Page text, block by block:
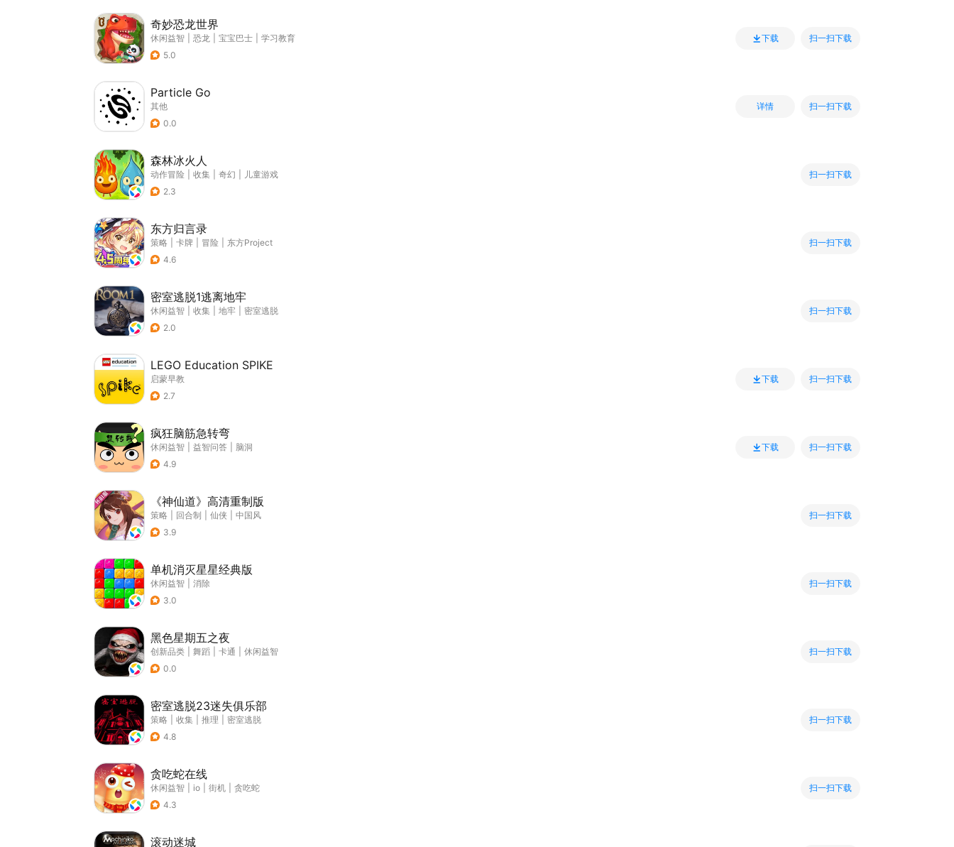
奇妙恐龙世界
休闲益智 恐龙 宝宝巴士
学习教育
5.0
下载 扫一扫下载
Particle Go
其他
0.0
详情 扫一扫下载
森林冰火人
动作冒险 收集 奇幻
儿童游戏
2.3
扫一扫下载
东方归言录
策略 卡牌 冒险
东方Project
4.6
扫一扫下载
密室逃脱1逃离地牢
休闲益智 收集 地牢
密室逃脱
2.0
扫一扫下载
LEGO Education SPIKE
启蒙早教
2.7
下载 扫一扫下载
疯狂脑筋急转弯
休闲益智 益智问答
脑洞
4.9
下载 扫一扫下载
《神仙道》高清重制版
策略 回合制 仙侠
中国风
3.9
扫一扫下载
单机消灭星星经典版
休闲益智
消除
3.0
扫一扫下载
黑色星期五之夜
创新品类 舞蹈 卡通
休闲益智
0.0
扫一扫下载
密室逃脱23迷失俱乐部
策略 收集 推理
密室逃脱
4.8
扫一扫下载
贪吃蛇在线
休闲益智 io 街机
贪吃蛇
4.3
扫一扫下载
滚动迷城